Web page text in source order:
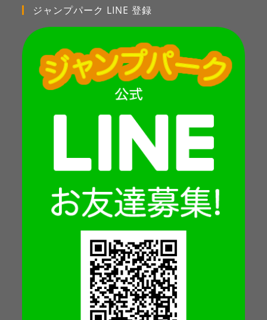
ジャンプパーク LINE 登録